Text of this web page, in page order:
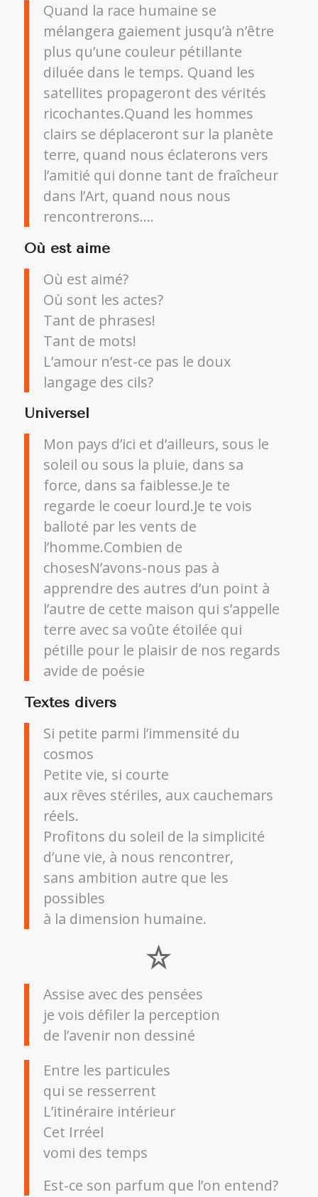
Quand la race humaine se
mélangera gaiement jusqu’à n’être
plus qu’une couleur pétillante
diluée dans le temps. Quand les
satellites propageront des vérités
ricochantes.Quand les hommes
clairs se déplaceront sur la planète
terre, quand nous éclaterons vers
l’amitié qui donne tant de fraîcheur
dans l’Art, quand nous nous
rencontrerons….
Où est aimé
Où est aimé?
Où sont les actes?
Tant de phrases!
Tant de mots!
L’amour n’est-ce pas le doux
langage des cils?
Universel
Mon pays d’ici et d’ailleurs, sous le
soleil ou sous la pluie, dans sa
force, dans sa faiblesse.Je te
regarde le coeur lourd.Je te vois
balloté par les vents de
l’homme.Combien de
chosesN’avons-nous pas à
apprendre des autres d’un point à
l’autre de cette maison qui s’appelle
terre avec sa voûte étoilée qui
pétille pour le plaisir de nos regards
avide de poésie
Textes divers
Si petite parmi l’immensité du
cosmos
Petite vie, si courte
aux rêves stériles, aux cauchemars
réels.
Profitons du soleil de la simplicité
d’une vie, à nous rencontrer,
sans ambition autre que les
possibles
à la dimension humaine.
Assise avec des pensées
je vois défiler la perception
de l’avenir non dessiné
Entre les particules
qui se resserrent
L’itinéraire intérieur
Cet Irréel
vomi des temps
Est-ce son parfum que l’on entend?